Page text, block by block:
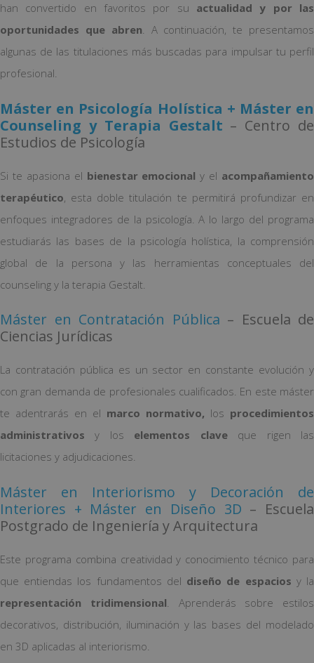
han convertido en favoritos por su actualidad y por las
oportunidades que abren. A continuación, te presentamos
algunas de las titulaciones más buscadas para impulsar tu perfil
profesional.
Máster en Psicología Holística + Máster en
Counseling y Terapia Gestalt – Centro de
Estudios de Psicología
Si te apasiona el bienestar emocionaly el acompañamiento
terapéutico , esta doble titulación te permitirá profundizar en
enfoques integradores de la psicología. A lo largo del programa
estudiarás las bases de la psicología holística, la comprensión
global de la persona y las herramientas conceptuales del
counseling y la terapia Gestalt.
Máster en Contratación Pública – Escuela de
Ciencias Jurídicas
La contratación pública es un sector en constante evolución y
con gran demanda de profesionales cualificados. En este máster
te adentrarás en el marco normativo, los procedimientos
administrativos y los elementos clave que rigen las
licitaciones y adjudicaciones.
Máster en Interiorismo y Decoración de
Interiores + Máster en Diseño 3D – Escuela
Postgrado de Ingeniería y Arquitectura
Este programa combina creatividad y conocimiento técnico para
que entiendas los fundamentos del diseño de espacios y la
representación tridimensional . Aprenderás sobre estilos
decorativos, distribución, iluminación y las bases del modelado
en 3D aplicadas al interiorismo.